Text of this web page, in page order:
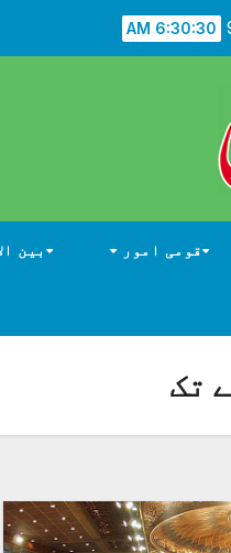
6:30:31 AM
قومی امور بین
تک